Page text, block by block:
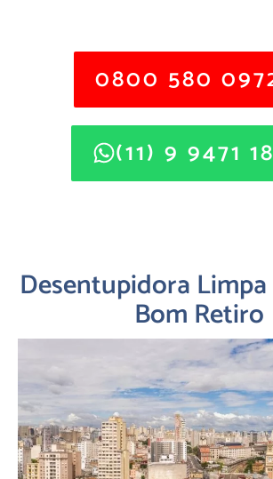
0800 580
(11) 9 9471
Desentupidora Limpa
Bom Retiro